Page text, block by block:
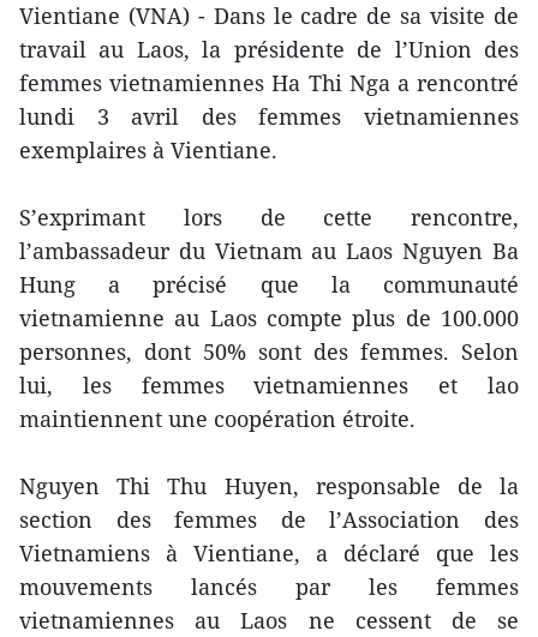
Vientiane (VNA) - Dans le cadre de sa visite de
travail au Laos, la présidente de l’Union des
femmes vietnamiennes Ha Thi Nga a rencontré
lundi 3 avril des femmes vietnamiennes
exemplaires à Vientiane.
S’exprimant lors de cette rencontre,
l’ambassadeur du Vietnam au Laos Nguyen Ba
Hung a précisé que la communauté
vietnamienne au Laos compte plus de 100.000
personnes, dont 50% sont des femmes. Selon
lui, les femmes vietnamiennes et lao
maintiennent une coopération étroite.
Nguyen Thi Thu Huyen, responsable de la
section des femmes de l’Association des
Vietnamiens à Vientiane, a déclaré que les
mouvements lancés par les femmes
vietnamiennes au Laos ne cessent de se